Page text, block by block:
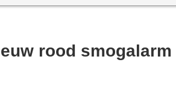
rood smogalarm